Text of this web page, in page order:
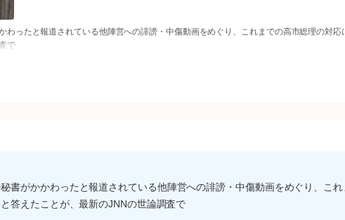
わったと報道されている他陣営への誹謗・中傷動画をめぐり、これまでの高市総理の対
で
書がかかわったと報道されている他陣営への誹謗・中傷動画をめぐり、こ
答えたことが、最新のJNNの世論調査で